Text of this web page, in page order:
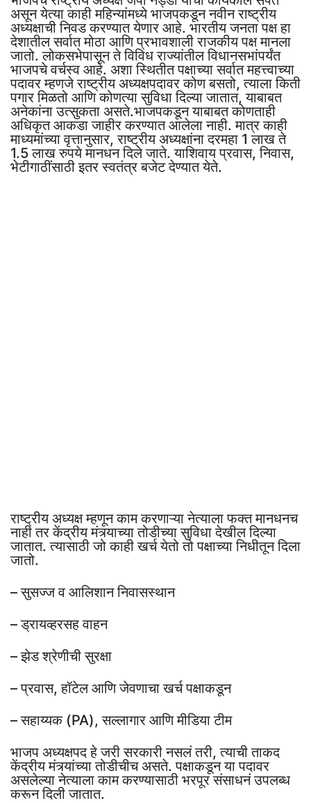
असून येत्या काही महिन्यांमध्ये भाजपकडून नवीन राष्ट्रीय
अध्यक्षाची निवड करण्यात येणार आहे. भारतीय जनता पक्ष हा
देशातील सर्वात मोठा आणि प्रभावशाली राजकीय पक्ष मानला
जातो. लोकसभेपासून ते विविध राज्यांतील विधानसभांपर्यंत
भाजपचे वर्चस्व आहे. अशा स्थितीत पक्षाच्या सर्वात महत्त्वाच्या
पदावर म्हणजे राष्ट्रीय अध्यक्षपदावर कोण बसतो, त्याला किती
पगार मिळतो आणि कोणत्या सुविधा दिल्या जातात, याबाबत
अनेकांना उत्सुकता असते.भाजपकडून याबाबत कोणताही
अधिकृत आकडा जाहीर करण्यात आलेला नाही. मात्र काही
माध्यमांच्या वृत्तानुसार, राष्ट्रीय अध्यक्षांना दरमहा 1 लाख ते
1.5 लाख रुपये मानधन दिले जाते. याशिवाय प्रवास, निवास,
भेटीगाठींसाठी इतर स्वतंत्र बजेट देण्यात येते.
राष्ट्रीय अध्यक्ष म्हणून काम करणाऱ्या नेत्याला फक्त मानधनच
नाही तर केंद्रीय मंत्र्याच्या तोडीच्या सुविधा देखील दिल्या
जातात. त्यासाठी जो काही खर्च येतो तो पक्षाच्या निधीतून दिला
जातो.
– सुसज्ज व आलिशान निवासस्थान
– ड्रायव्हरसह वाहन
– झेड श्रेणीची सुरक्षा
– प्रवास, हॉटेल आणि जेवणाचा खर्च पक्षाकडून
– सहाय्यक (PA), सल्लागार आणि मीडिया टीम
भाजप अध्यक्षपद हे जरी सरकारी नसलं तरी, त्याची ताकद
केंद्रीय मंत्र्यांच्या तोडीचीच असते. पक्षाकडून या पदावर
असलेल्या नेत्याला काम करण्यासाठी भरपूर संसाधनं उपलब्ध
करून दिली जातात.